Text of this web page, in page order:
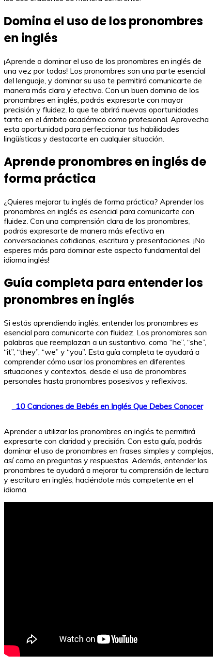
Domina el uso de los pronombres
en inglés
¡Aprende a dominar el uso de los pronombres en inglés de
una vez por todas! Los pronombres son una parte esencial
del lenguaje, y dominar su uso te permitirá comunicarte de
manera más clara y efectiva. Con un buen dominio de los
pronombres en inglés, podrás expresarte con mayor
precisión y fluidez, lo que te abrirá nuevas oportunidades
tanto en el ámbito académico como profesional. Aprovecha
esta oportunidad para perfeccionar tus habilidades
lingüísticas y destacarte en cualquier situación.
Aprende pronombres en inglés de
forma práctica
¿Quieres mejorar tu inglés de forma práctica? Aprender los
pronombres en inglés es esencial para comunicarte con
fluidez. Con una comprensión clara de los pronombres,
podrás expresarte de manera más efectiva en
conversaciones cotidianas, escritura y presentaciones. ¡No
esperes más para dominar este aspecto fundamental del
idioma inglés!
Guía completa para entender los
pronombres en inglés
Si estás aprendiendo inglés, entender los pronombres es
esencial para comunicarte con fluidez. Los pronombres son
palabras que reemplazan a un sustantivo, como “he”, “she”,
“it”, “they”, “we” y “you”. Esta guía completa te ayudará a
comprender cómo usar los pronombres en diferentes
situaciones y contextos, desde el uso de pronombres
personales hasta pronombres posesivos y reflexivos.
10 Canciones de Bebés en Inglés Que Debes Conocer
Aprender a utilizar los pronombres en inglés te permitirá
expresarte con claridad y precisión. Con esta guía, podrás
dominar el uso de pronombres en frases simples y complejas,
así como en preguntas y respuestas. Además, entender los
pronombres te ayudará a mejorar tu comprensión de lectura
y escritura en inglés, haciéndote más competente en el
idioma.